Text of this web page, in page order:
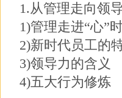
1.从管理走向领
1)管理走进“心”
2)新时代员工的
3)领导力的含义
4)五大行为修炼